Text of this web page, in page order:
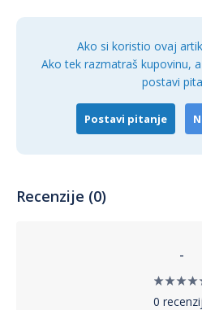
Ako si koristio ovaj
Ako tek razmatraš kupovinu,
postavi
Postavi pitanje
Recenzije (0)
-
0